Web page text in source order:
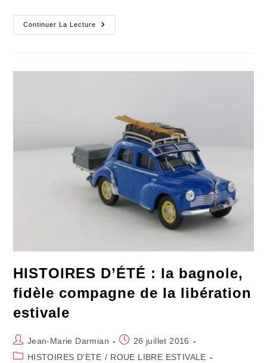
Continuer La Lecture
HISTOIRES
D’ÉTÉ
HISTOIRES D’ÉTÉ : la bagnole,
fidèle compagne de la libération
estivale
Auteur/autrice
de
Jean-Marie Darmian
Publication
publiée :
26 juillet 2016
PostHISTOIRES D'ETE / ROUE LIBRE ESTIVALE